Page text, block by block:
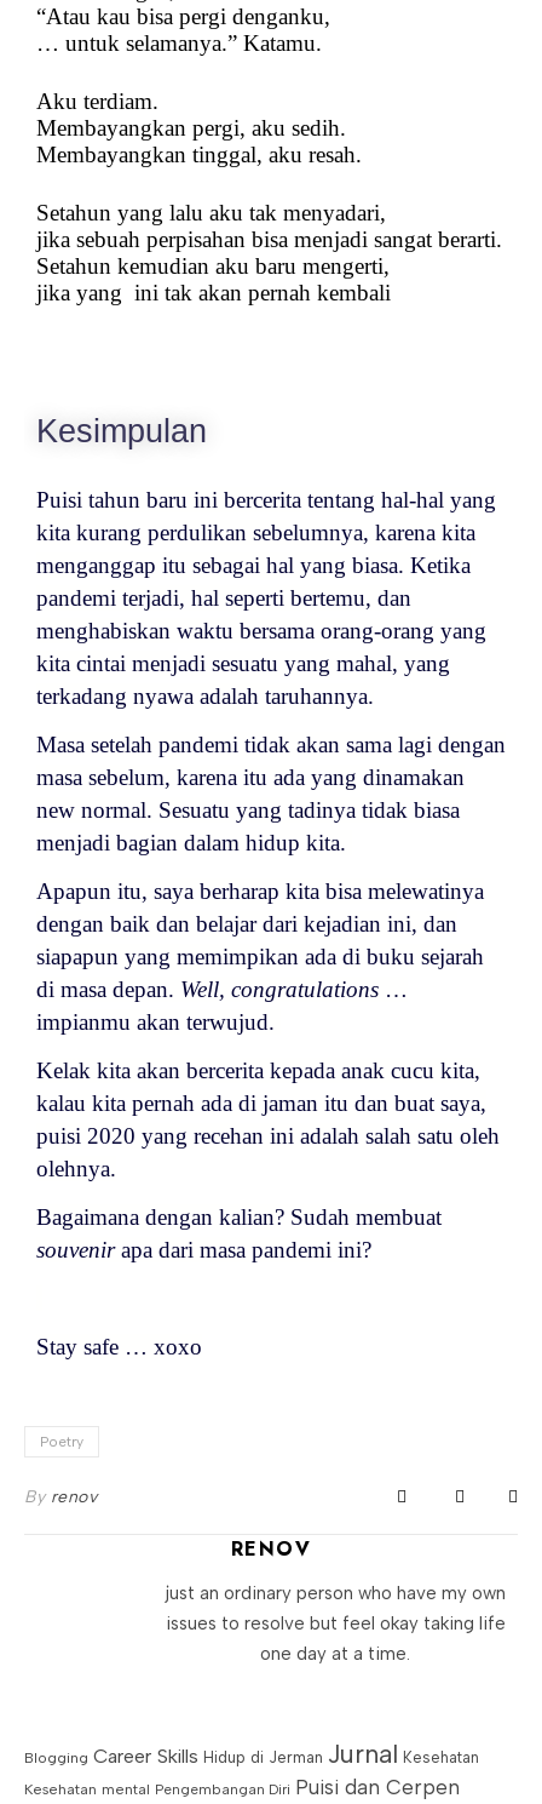
“Atau kau bisa pergi denganku,
… untuk selamanya.” Katamu.
Aku terdiam.
Membayangkan pergi, aku sedih.
Membayangkan tinggal, aku resah.
Setahun yang lalu aku tak menyadari,
jika sebuah perpisahan bisa menjadi sangat berarti.
Setahun kemudian aku baru mengerti,
jika yang ini tak akan pernah kembali
Kesimpulan
Puisi tahun baru ini bercerita tentang hal-hal yang
kita kurang perdulikan sebelumnya, karena kita
menganggap itu sebagai hal yang biasa. Ketika
pandemi terjadi, hal seperti bertemu, dan
menghabiskan waktu bersama orang-orang yang
kita cintai menjadi sesuatu yang mahal, yang
terkadang nyawa adalah taruhannya.
Masa setelah pandemi tidak akan sama lagi dengan
masa sebelum, karena itu ada yang dinamakan
new normal. Sesuatu yang tadinya tidak biasa
menjadi bagian dalam hidup kita.
Apapun itu, saya berharap kita bisa melewatinya
dengan baik dan belajar dari kejadian ini, dan
siapapun yang memimpikan ada di buku sejarah
di masa depan. Well, congratulations …
impianmu akan terwujud.
Kelak kita akan bercerita kepada anak cucu kita,
kalau kita pernah ada di jaman itu dan buat saya,
puisi 2020 yang recehan ini adalah salah satu oleh
olehnya.
Bagaimana dengan kalian? Sudah membuat
souvenirapa dari masa pandemi ini?
Stay safe … xoxo
Poetry
By renov
RENOV
just an ordinary person who have my own
issues to resolve but feel okay taking life
one day at a time.
Blogging Career Skills Hidup di Jerman Jurnal Kesehatan
Kesehatan mental Pengembangan Diri Puisi dan Cerpen